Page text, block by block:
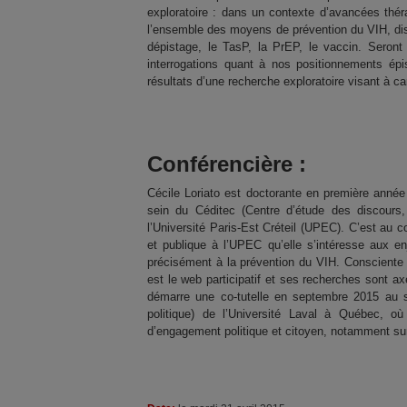
exploratoire : dans un contexte d’avancées
l’ensemble des moyens de prévention du VIH,
dépistage, le TasP, la PrEP, le vaccin.
interrogations quant à nos positionnements
résultats d’une recherche exploratoire visant à
Conférencière :
Cécile Loriato est doctorante en première
sein du Céditec (Centre d’étude des
l’Université Paris-Est Créteil (UPEC). C’est au
et publique à l’UPEC qu’elle s’intéresse aux
précisément à la prévention du VIH.
est le web participatif et ses recherches sont
démarre une co-tutelle en septembre 2015 au
politique) de l’Université Laval à Québec,
d’engagement politique et citoyen, notamment